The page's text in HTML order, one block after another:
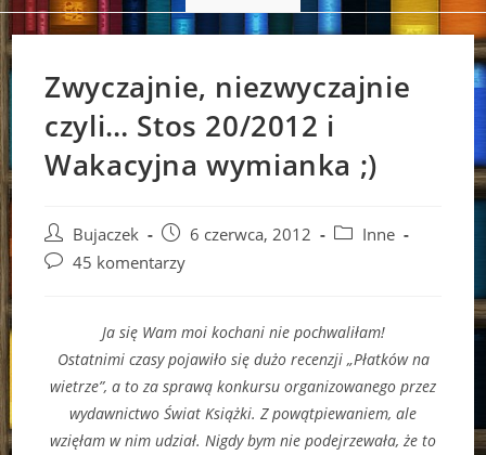
Zwyczajnie, niezwyczajnie
czyli… Stos 20/2012 i
Wakacyjna wymianka ;)
Post
author:
Bujaczek
Post
published:
6 czerwca, 2012
PostInne
Post45 komentarzy
Ja się Wam moi kochani nie pochwaliłam!
Ostatnimi czasy pojawiło się dużo recenzji „Płatków na
wietrze”, a to za sprawą konkursu organizowanego przez
wydawnictwo Świat Książki. Z powątpiewaniem, ale
wzięłam w nim udział. Nigdy bym nie podejrzewała, że to